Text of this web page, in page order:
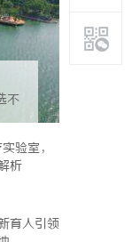
不
验室，
析
育人引领